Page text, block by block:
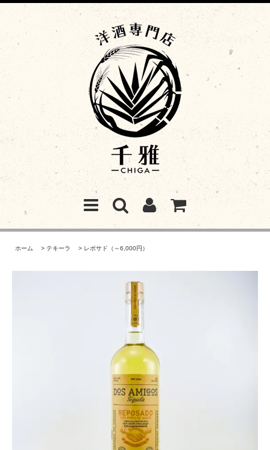
ホーム > テキーラ > レポサド（～6,000円）